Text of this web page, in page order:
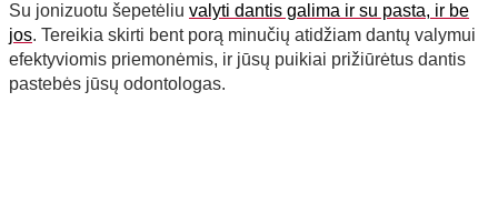
Su jonizuotu šepetėliu valyti dantis galima ir su pasta, ir be
jos. Tereikia skirti bent porą minučių atidžiam dantų valymui
efektyviomis priemonėmis, ir jūsų puikiai prižiūrėtus dantis
pastebės jūsų odontologas.